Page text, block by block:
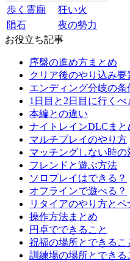
歩く霊廟
狂い火
隕石
夜の勢力
お役立ち記事
序盤の進め方まとめ
クリア後のやり込み要
エンディング分岐の条
1日目と2日目に行くべ
本編との違い
ナイトレインDLCまと
マルチプレイのやり方
マッチングしない時の
フレンドと遊ぶ方法
ソロプレイはできる？
オフラインで遊べる？
リタイアのやり方とペ
操作方法まとめ
円卓でできること
祝福の場所とできるこ
訓練場の場所とできる